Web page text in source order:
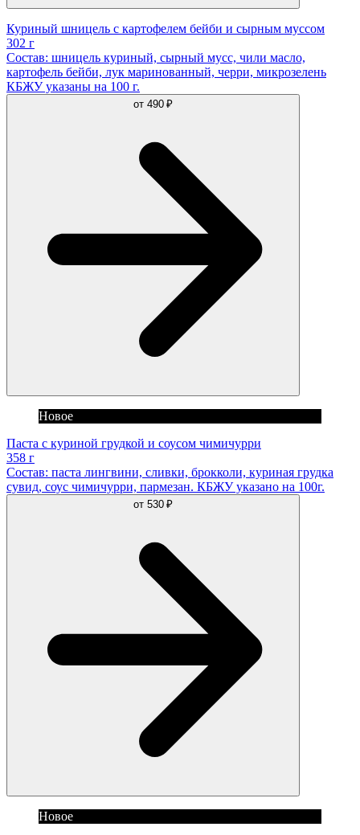
Куриный шницель с картофелем бейби и сырным муссом
302 г
Состав: шницель куриный, сырный мусс, чили масло,
картофель бейби, лук маринованный, черри, микрозелень
КБЖУ указаны на 100 г.
от 490 ₽
Новое
Паста с куриной грудкой и соусом чимичурри
358 г
Состав: паста лингвини, сливки, брокколи, куриная грудка
сувид, соус чимичурри, пармезан. КБЖУ указано на 100г.
от 530 ₽
Новое